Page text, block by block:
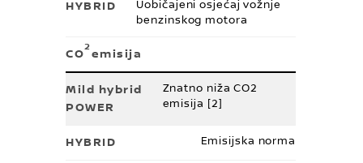
Uobičajeni osjećaj vožnje
benzinskog motora
CO2emisija
Znatno niža CO2
emisija [2]
Emisijska norma